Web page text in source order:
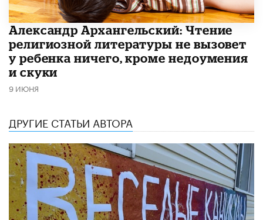
Александр Архангельский: Чтение
религиозной литературы не вызовет
у ребенка ничего, кроме недоумения
и скуки
9 ИЮНЯ
ДРУГИЕ СТАТЬИ АВТОРА